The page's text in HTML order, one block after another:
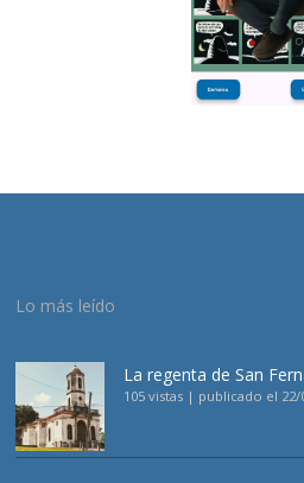
Lo más leído
La regenta de San
105 vistas | publicado el 22/